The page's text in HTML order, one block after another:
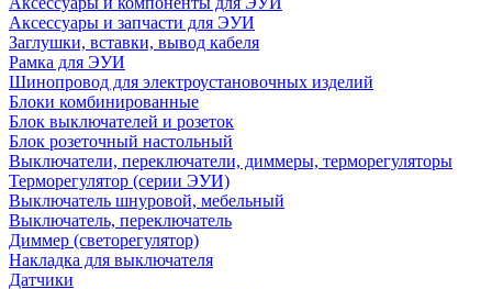
Аксессуары и запчасти для ЭУИ
Заглушки, вставки, вывод кабеля
Рамка для ЭУИ
Шинопровод для электроустановочных изделий
Блоки комбинированные
Блок выключателей и розеток
Блок розеточный настольный
Выключатели, переключатели, диммеры, терморегуляторы
Терморегулятор (серии ЭУИ)
Выключатель шнуровой, мебельный
Выключатель, переключатель
Диммер (светорегулятор)
Накладка для выключателя
Датчики